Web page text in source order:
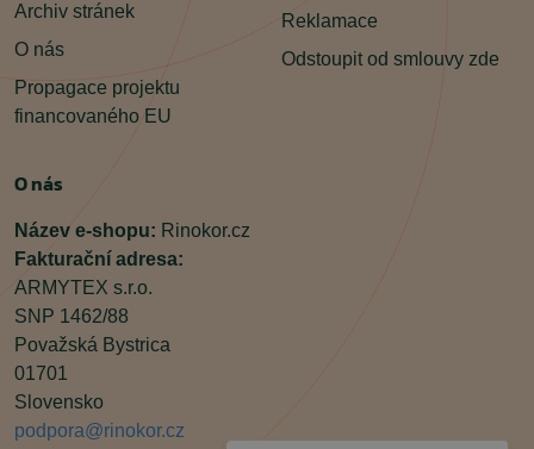
Archiv stránek
O nás
Propagace projektu
financovaného EU
Reklamace
Odstoupit od smlouvy zde
O nás
Název e-shopu: Rinokor.cz
Fakturační adresa:
ARMYTEX s.r.o.
SNP 1462/88
Považská Bystrica
01701
Slovensko
podpora@rinokor.cz